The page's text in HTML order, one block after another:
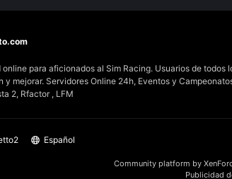
online para aficionados al Sim Racing. Usuarios de todos
y mejorar. Servidores Online 24h, Eventos y
2, Rfactor , LFM
Español
Community platform by
Publicidad